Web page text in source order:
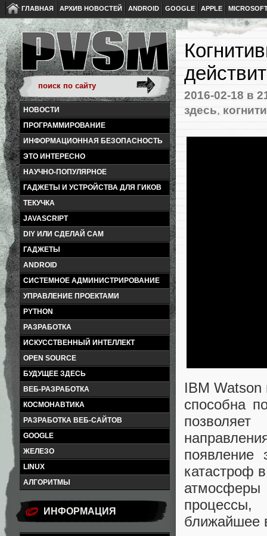
ГЛАВНАЯ АРХИВ НОВОСТЕЙ ANDROID GOOGLE APPLE
НОВОСТИ
ПРОГРАММИРОВАНИЕ
ИНФОРМАЦИОННАЯ БЕЗОПАСНОСТЬ
ЭТО ИНТЕРЕСНО
НАУЧНО-ПОПУЛЯРНОЕ
ГАДЖЕТЫ И УСТРОЙСТВА ДЛЯ ГИКОВ
ТЕКУЧКА
JAVASCRIPT
DIY ИЛИ СДЕЛАЙ САМ
ГАДЖЕТЫ
ANDROID
СИСТЕМНОЕ АДМИНИСТРИРОВАНИЕ
УПРАВЛЕНИЕ ПРОЕКТАМИ
PYTHON
РАЗРАБОТКА
ИСКУССТВЕННЫЙ ИНТЕЛЛЕКТ
OPEN SOURCE
БУДУЩЕЕ ЗДЕСЬ
ВЕБ-РАЗРАБОТКА
КОСМОНАВТИКА
РАЗРАБОТКА ВЕБ-САЙТОВ
GOOGLE
ЖЕЛЕЗО
LINUX
АЛГОРИТМЫ
ИНФОРМАЦИЯ
2016-02-18 в
здесь,
IBM Watson
способна
появление
катастроф
ближайшее